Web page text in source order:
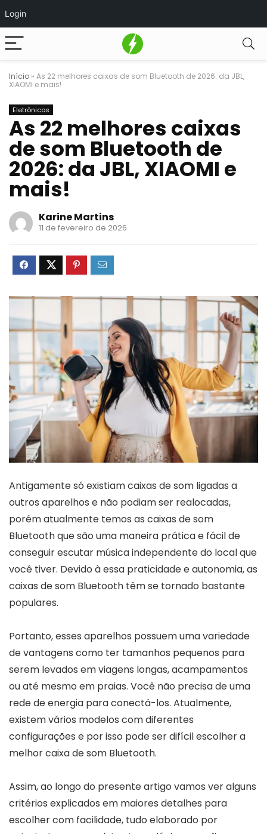
Login
Início » As 22 melhores caixas de som Bluetooth de 2026: da JBL,
XIAOMI e mais!
Eletrônicos
As 22 melhores caixas
de som Bluetooth de
2026: da JBL, XIAOMI e
mais!
Karine Martins
11 de fevereiro de 2026
Antigamente só existiam caixas de som ligadas a
outros aparelhos e não podiam ser realocadas,
porém atualmente temos as caixas de som
Bluetooth que são uma maneira prática e fácil de
conseguir escutar música independente do local que
você tiver. Devido à essa praticidade e autonomia, as
caixas de som Bluetooth têm se tornado bastante
populares.
Portanto, esses aparelhos possuem uma variedade
de vantagens como ter tamanhos pequenos para
serem levados em viagens longas, acampamentos
ou até mesmo em praias. Você não precisa de uma
rede de energia para conectá-los. Atualmente,
existem vários modelos com diferentes
configurações e por isso pode ser difícil escolher a
melhor caixa de som Bluetooth.
Assim, ao longo do presente artigo vamos ver alguns
critérios explicados em maiores detalhes para
escolher com facilidade, tudo elaborado por